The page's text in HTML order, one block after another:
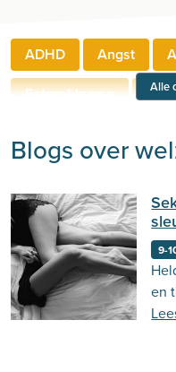
ADHD Angst
Eetproblemen
Neuropsychologie
Persoonlijkheid
Behandeling
Alle
Blogs over
9-
en